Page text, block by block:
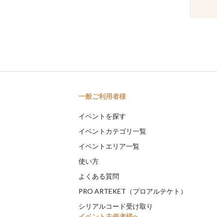
一般ご利用者様
イベントを探す
イベントカテゴリ一覧
イベントエリア一覧
使い方
よくある質問
PRO ARTEKET（プロアルテケト）
シリアルコード受け取り